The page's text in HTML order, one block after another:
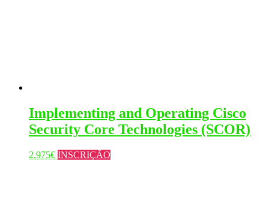
Implementing and Operating Cisco
Security Core Technologies (SCOR)
2.975€ INSCRIÇÃO